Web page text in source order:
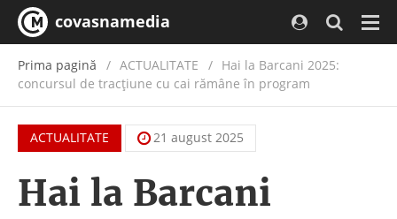
covasnamedia
Prima pagină ACTUALITATE / Hai la Barcani 2025:
concursul de tracțiune cu cai rămâne în program
ACTUALITATE 21 august 2025
Hai la Barcani